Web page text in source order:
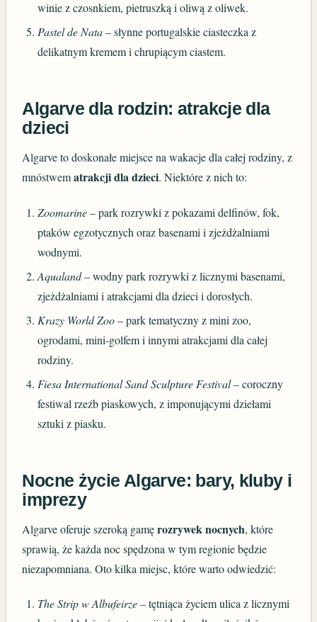
winie z czosnkiem, pietruszką i oliwą z oliwek.
Pastel de Nata– słynne portugalskie ciasteczka z
delikatnym kremem i chrupiącym ciastem.
Algarve dla rodzin: atrakcje dla
dzieci
Algarve to doskonałe miejsce na wakacje dla całej rodziny, z
mnóstwematrakcji dla dzieci. Niektóre z nich to:
Zoomarine– park rozrywki z pokazami delfinów, fok,
ptaków egzotycznych oraz basenami i zjeżdżalniami
wodnymi.
Aqualand– wodny park rozrywki z licznymi basenami,
zjeżdżalniami i atrakcjami dla dzieci i dorosłych.
Krazy World Zoo– park tematyczny z mini zoo,
ogrodami, mini-golfem i innymi atrakcjami dla całej
rodziny.
Fiesa International Sand Sculpture Festival– coroczny
festiwal rzeźb piaskowych, z imponującymi dziełami
sztuki z piasku.
Nocne życie Algarve: bary, kluby i
imprezy
Algarve oferuje szeroką gamęrozrywek nocnych, które
sprawią, że każda noc spędzona w tym regionie będzie
niezapomniana. Oto kilka miejsc, które warto odwiedzić:
The Strip w Albufeirze– tętniąca życiem ulica z licznymi